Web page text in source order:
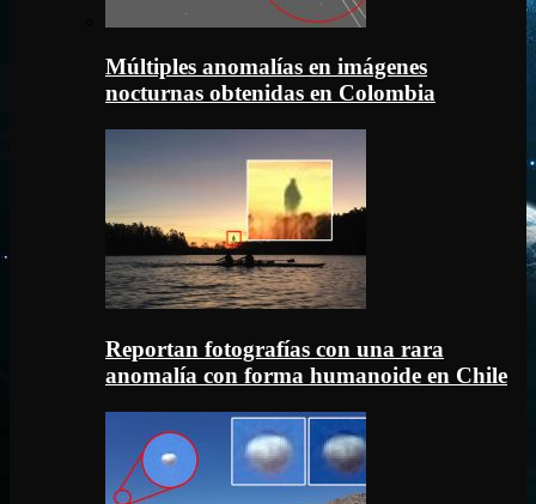
Múltiples anomalías en imágenes
nocturnas obtenidas en Colombia
Reportan fotografías con una rara
anomalía con forma humanoide en Chile